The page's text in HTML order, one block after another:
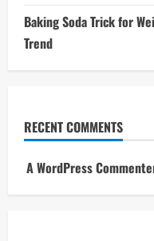
Baking Soda Trick for
Trend
RECENT COMMENTS
A WordPress